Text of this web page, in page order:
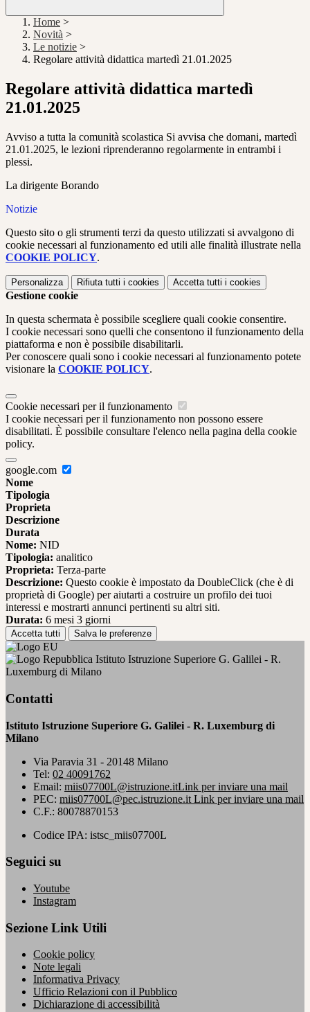
Home >
Novità >
Le notizie >
Regolare attività didattica martedì 21.01.2025
Regolare attività didattica martedì
21.01.2025
Avviso a tutta la comunità scolastica Si avvisa che domani, martedì
21.01.2025, le lezioni riprenderanno regolarmente in entrambi i
plessi.
La dirigente Borando
Notizie
Questo sito o gli strumenti terzi da questo utilizzati si avvalgono di
cookie necessari al funzionamento ed utili alle finalità illustrate nella
COOKIE POLICY.
Personalizza Rifiuta tutti i cookies Accetta tutti i cookies
Gestione cookie
In questa schermata è possibile scegliere quali cookie consentire.
I cookie necessari sono quelli che consentono il funzionamento della
piattaforma e non è possibile disabilitarli.
Per conoscere quali sono i cookie necessari al funzionamento potete
visionare la COOKIE POLICY.
Cookie necessari per il funzionamento
I cookie necessari per il funzionamento non possono essere
disabilitati. È possibile consultare l'elenco nella pagina della cookie
policy.
google.com
Nome
Tipologia
Proprieta
Descrizione
Durata
Nome: NID
Tipologia: analitico
Proprieta: Terza-parte
Descrizione: Questo cookie è impostato da DoubleClick (che è di
proprietà di Google) per aiutarti a costruire un profilo dei tuoi
interessi e mostrarti annunci pertinenti su altri siti.
Durata: 6 mesi 3 giorni
Accetta tutti Salva le preferenze
Istituto Istruzione Superiore G. Galilei - R.
Luxemburg di Milano
Contatti
Istituto Istruzione Superiore G. Galilei - R. Luxemburg di
Milano
Via Paravia 31 - 20148 Milano
Tel: 02 40091762
Email: miis07700L@istruzione.itLink per inviare una mail
PEC: miis07700L@pec.istruzione.it Link per inviare una mail
C.F.: 80078870153
Codice IPA: istsc_miis07700L
Seguici su
Youtube
Instagram
Sezione Link Utili
Cookie policy
Note legali
Informativa Privacy
Ufficio Relazioni con il Pubblico
Dichiarazione di accessibilità